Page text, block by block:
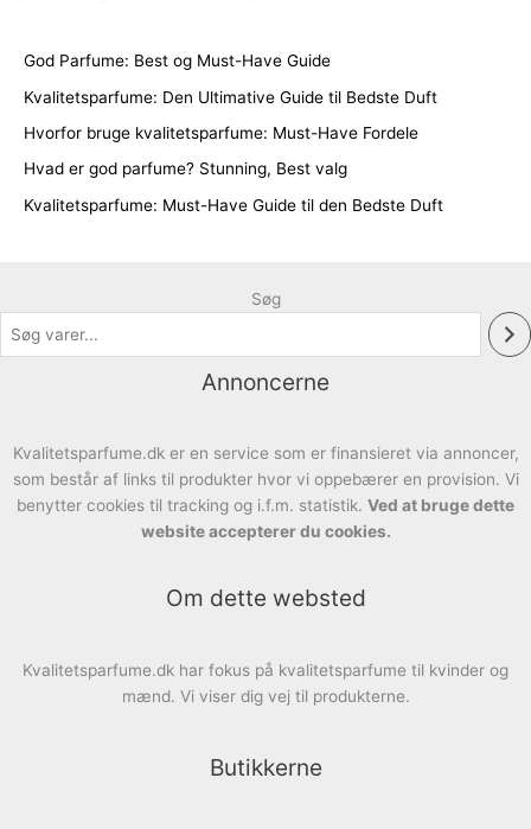
God Parfume: Best og Must-Have Guide
Kvalitetsparfume: Den Ultimative Guide til Bedste Duft
Hvorfor bruge kvalitetsparfume: Must-Have Fordele
Hvad er god parfume? Stunning, Best valg
Kvalitetsparfume: Must-Have Guide til den Bedste Duft
Søg
Annoncerne
Kvalitetsparfume.dk er en service som er finansieret via annoncer,
som består af links til produkter hvor vi oppebærer en provision. Vi
benytter cookies til tracking og i.f.m. statistik. Ved at bruge dette
website accepterer du cookies.
Om dette websted
Kvalitetsparfume.dk har fokus på kvalitetsparfume til kvinder og
mænd. Vi viser dig vej til produkterne.
Butikkerne